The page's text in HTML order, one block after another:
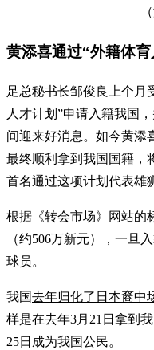
黄添喜通过“外籍体
足总秘书长邹俊良上个月
人才计划”申请入籍我国
间迎来好消息。如今黄添
最终顺利拿到我国国籍，
首名通过这项计划代表雄
根据《转会市场》网站的
（约506万新元），一旦
球员。
我国去年归化了日本裔中
样是在去年3月21日拿到
25日成为我国公民。